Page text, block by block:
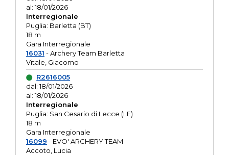
al: 18/01/2026
Interregionale
Puglia: Barletta (BT)
18 m
Gara Interregionale
16031 - Archery Team Barletta
Vitale, Giacomo
R2616005
dal: 18/01/2026
al: 18/01/2026
Interregionale
Puglia: San Cesario di Lecce (LE)
18 m
Gara Interregionale
16099 - EVO' ARCHERY TEAM
Accoto, Lucia